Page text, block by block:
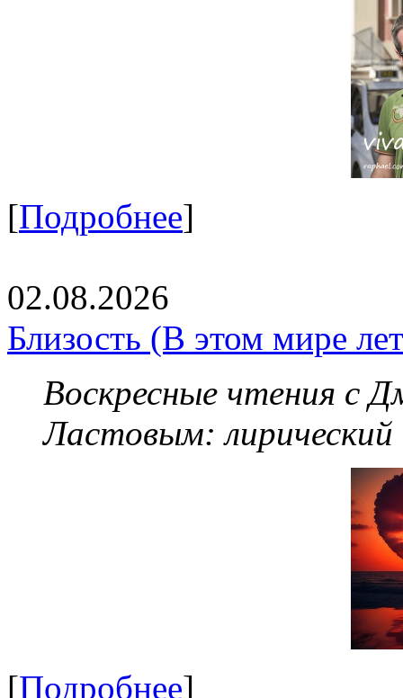
[Подробнее]
02.08.2026
Близость (В этом мире
Воскресные чтения с
Ластовым:
[Подробнее]